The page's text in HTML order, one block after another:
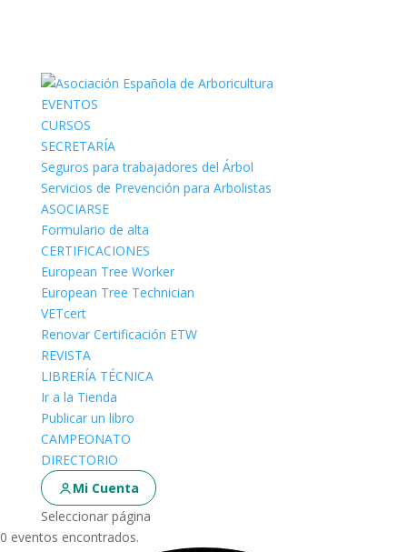
EVENTOS
CURSOS
SECRETARÍA
Seguros para trabajadores del Árbol
Servicios de Prevención para Arbolistas
ASOCIARSE
Formulario de alta
CERTIFICACIONES
European Tree Worker
European Tree Technician
VETcert
Renovar Certificación ETW
REVISTA
LIBRERÍA TÉCNICA
Ir a la Tienda
Publicar un libro
CAMPEONATO
DIRECTORIO
Mi Cuenta
Seleccionar página
0 eventos encontrados.